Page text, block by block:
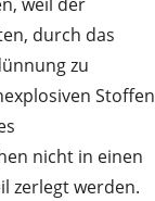
durch das
zu
Stoffen
nicht in einen
zerlegt werden.